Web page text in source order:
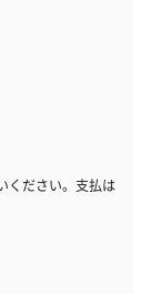
ください。支払は